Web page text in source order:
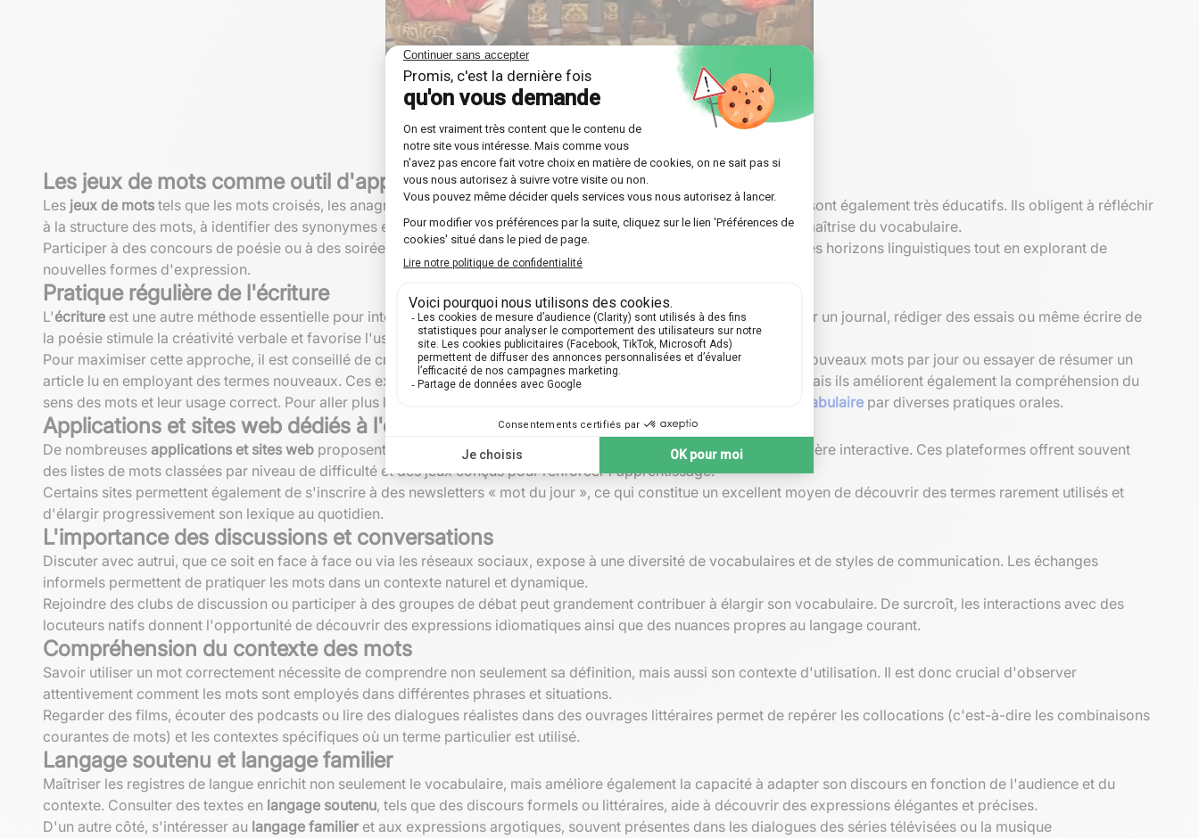
via GIPHY
Les jeux de mots comme outil d'apprentissage
Les jeux de mots tels que les mots croisés, les anagrammes ou les charades ne sont pas seulement divertissants; ils sont également très éducatifs. Ils obligent à réfléchir
à la structure des mots, à identifier des synonymes et à jouer avec les significations, ce qui renforce grandement la maîtrise du vocabulaire.
Participer à des concours de poésie ou à des soirées de slam peut également être une activité ludique pour élargir ses horizons linguistiques tout en explorant de
nouvelles formes d'expression.
Pratique régulière de l'écriture
L'écriture est une autre méthode essentielle pour intégrer durablement de nouveaux mots dans son vocabulaire. Tenir un journal, rédiger des essais ou même écrire de
la poésie stimule la créativité verbale et favorise l'usage actif des mots nouvellement appris.
Pour maximiser cette approche, il est conseillé de créer des défis personnels, tels qu'écrire un texte en utilisant dix nouveaux mots par jour ou essayer de résumer un
article lu en employant des termes nouveaux. Ces exercices sont non seulement bénéfiques pour la mémorisation, mais ils améliorent également la compréhension du
sens des mots et leur usage correct. Pour aller plus loin, vous pouvez chercher à
améliorer vos compétences en vocabulaire par diverses pratiques orales.
Applications et sites web dédiés à l'enrichissement du vocabulaire
De nombreuses applications et sites web proposent des exercices et des tests pour enrichir son vocabulaire de manière interactive. Ces plateformes offrent souvent
des listes de mots classées par niveau de difficulté et des jeux conçus pour renforcer l'apprentissage.
Certains sites permettent également de s'inscrire à des newsletters « mot du jour », ce qui constitue un excellent moyen de découvrir des termes rarement utilisés et
d'élargir progressivement son lexique au quotidien.
L'importance des discussions et conversations
Discuter avec autrui, que ce soit en face à face ou via les réseaux sociaux, expose à une diversité de vocabulaires et de styles de communication. Les échanges
informels permettent de pratiquer les mots dans un contexte naturel et dynamique.
Rejoindre des clubs de discussion ou participer à des groupes de débat peut grandement contribuer à élargir son vocabulaire. De surcroît, les interactions avec des
locuteurs natifs donnent l'opportunité de découvrir des expressions idiomatiques ainsi que des nuances propres au langage courant.
Compréhension du contexte des mots
Savoir utiliser un mot correctement nécessite de comprendre non seulement sa définition, mais aussi son contexte d'utilisation. Il est donc crucial d'observer
attentivement comment les mots sont employés dans différentes phrases et situations.
Regarder des films, écouter des podcasts ou lire des dialogues réalistes dans des ouvrages littéraires permet de repérer les collocations (c'est-à-dire les combinaisons
courantes de mots) et les contextes spécifiques où un terme particulier est utilisé.
Langage soutenu et langage familier
Maîtriser les registres de langue enrichit non seulement le vocabulaire, mais améliore également la capacité à adapter son discours en fonction de l'audience et du
contexte. Consulter des textes en langage soutenu, tels que des discours formels ou littéraires, aide à découvrir des expressions élégantes et précises.
D'un autre côté, s'intéresser au langage familieret aux expressions argotiques, souvent présentes dans les dialogues des séries télévisées ou la musique